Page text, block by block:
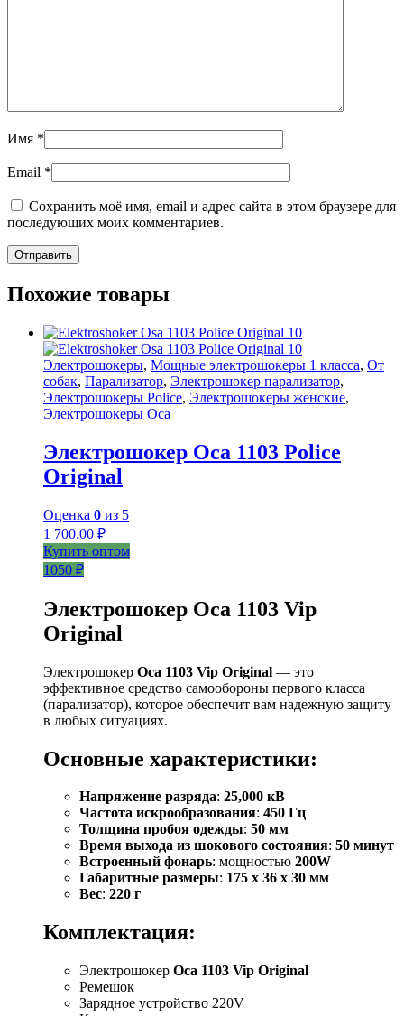
Имя *
Email *
Сохранить моё имя, email и адрес сайта в этом браузере для
последующих моих комментариев.
Похожие товары
Электрошокеры, Мощные электрошокеры 1 класса, От
собак, Парализатор, Электрошокер парализатор,
Электрошокеры Police, Электрошокеры женские,
Электрошокеры Оса
Электрошокер Оса 1103 Police
Original
Оценка 0 из 5
1 700.00 ₽
Купить оптом
1050 ₽
Электрошокер Оса 1103 Vip
Original
Электрошокер Оса 1103 Vip Original — это
эффективное средство самообороны первого класса
(парализатор), которое обеспечит вам надежную защиту
в любых ситуациях.
Основные характеристики:
Напряжение разряда: 25,000 кВ
Частота искрообразования: 450 Гц
Толщина пробоя одежды: 50 мм
Время выхода из шокового состояния: 50 минут
Встроенный фонарь: мощностью 200W
Габаритные размеры: 175 x 36 x 30 мм
Вес: 220 г
Комплектация:
Электрошокер Оса 1103 Vip Original
Ремешок
Зарядное устройство 220V